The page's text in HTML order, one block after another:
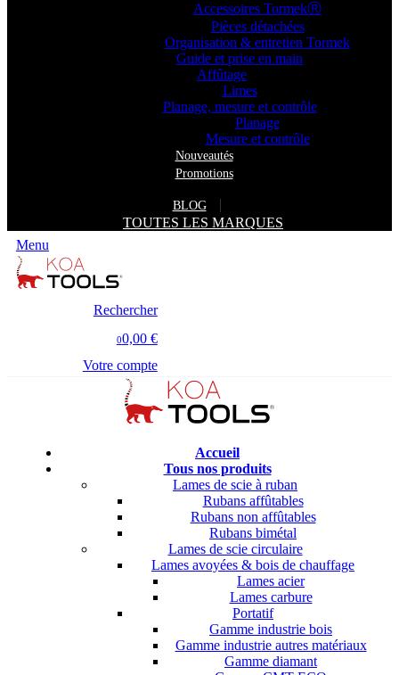
Accessoires TormekⓇ
Pièces détachées
Organisation & entretien Tormek
Guide et prise en main
Affûtage
Limes
Planage, mesure et contrôle
Planage
Mesure et contrôle
Nouveautés
Promotions
BLOG
TOUTES LES MARQUES
Menu
Rechercher
00,00 €
Votre compte
Accueil
Tous nos produits
Lames de scie à ruban
Rubans affûtables
Rubans non affûtables
Rubans bimétal
Lames de scie circulaire
Lames avoyées & bois de chauffage
Lames acier
Lames carbure
Portatif
Gamme industrie bois
Gamme industrie autres matériaux
Gamme diamant